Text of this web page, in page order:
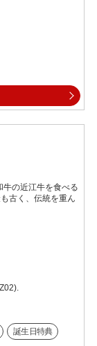
牛の近江牛を食べる
古く、伝統を重ん
誕生日特典